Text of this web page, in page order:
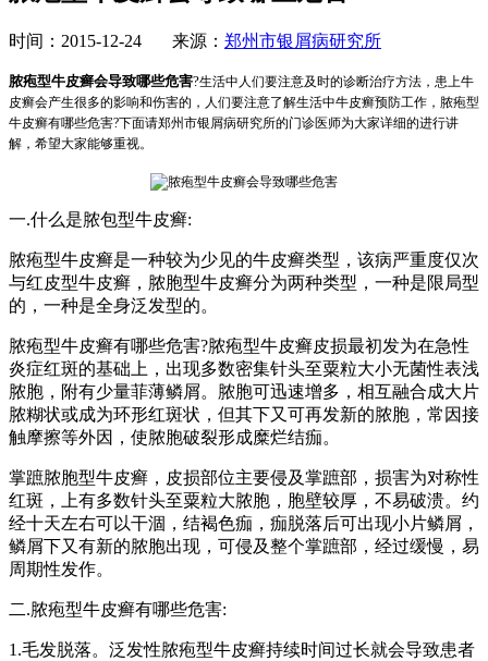
时间：2015-12-24 来源： 郑州市银屑病研究所
脓疱型牛皮癣会导致哪些危害?生活中人们要注意及时的诊断治疗方法，患上牛
皮癣会产生很多的影响和伤害的，人们要注意了解生活中牛皮癣预防工作，脓疱型
牛皮癣有哪些危害?下面请郑州市银屑病研究所的门诊医师为大家详细的进行讲
解，希望大家能够重视。
一.什么是脓包型牛皮癣:
脓疱型牛皮癣是一种较为少见的牛皮癣类型，该病严重度仅次
与红皮型牛皮癣，脓胞型牛皮癣分为两种类型，一种是限局型
的，一种是全身泛发型的。
脓疱型牛皮癣有哪些危害?脓疱型牛皮癣皮损最初发为在急性
炎症红斑的基础上，出现多数密集针头至粟粒大小无菌性表浅
脓胞，附有少量菲薄鳞屑。脓胞可迅速增多，相互融合成大片
脓糊状或成为环形红斑状，但其下又可再发新的脓胞，常因接
触摩擦等外因，使脓胞破裂形成糜烂结痂。
掌蹠脓胞型牛皮癣，皮损部位主要侵及掌蹠部，损害为对称性
红斑，上有多数针头至粟粒大脓胞，胞壁较厚，不易破溃。约
经十天左右可以干涸，结褐色痂，痂脱落后可出现小片鳞屑，
鳞屑下又有新的脓胞出现，可侵及整个掌蹠部，经过缓慢，易
周期性发作。
二.脓疱型牛皮癣有哪些危害:
1.毛发脱落。泛发性脓疱型牛皮癣持续时间过长就会导致患者